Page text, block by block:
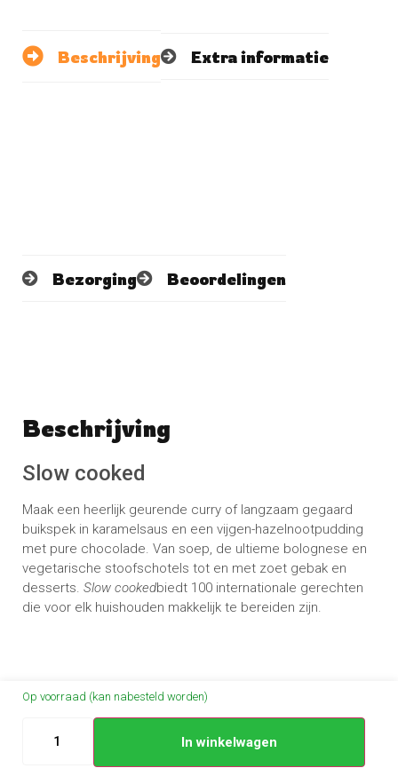
Beschrijving Extra informatie
Bezorging Beoordelingen
Beschrijving
Slow cooked
Maak een heerlijk geurende curry of langzaam gegaard
buikspek in karamelsaus en een vijgen-hazelnootpudding
met pure chocolade. Van soep, de ultieme bolognese en
vegetarische stoofschotels tot en met zoet gebak en
desserts. Slow cookedbiedt 100 internationale gerechten
die voor elk huishouden makkelijk te bereiden zijn.
No reviews found
Op voorraad (kan nabesteld worden)
In winkelwagen